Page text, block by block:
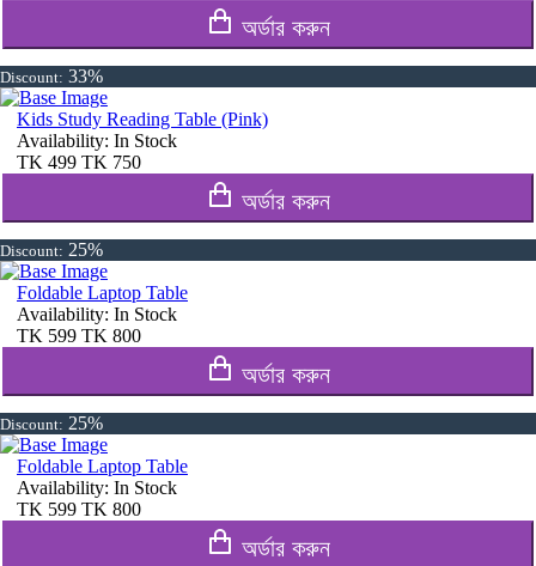
অর্ডার করুন
Discount: 33%
Kids Study Reading Table (Pink)
Availability: In Stock
TK 499 TK 750
অর্ডার করুন
Discount: 25%
Foldable Laptop Table
Availability: In Stock
TK 599 TK 800
অর্ডার করুন
Discount: 25%
Foldable Laptop Table
Availability: In Stock
TK 599 TK 800
অর্ডার করুন